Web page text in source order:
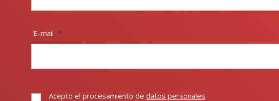
E-mail *
AceptoAcepto el procesamiento de datos personales.